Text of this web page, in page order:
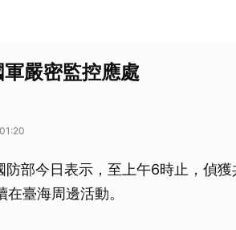
嚴密監控應處
防部今日表示，至上午6時止，偵
臺海周邊活動。